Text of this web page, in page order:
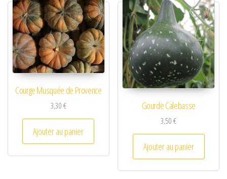
Courge Musquée de Provence
3,30€
Ajouter au panier
Gourde Calebasse
3,50€
Ajouter au panier